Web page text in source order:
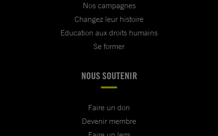
Nos campagnes
Changez leur histoire
Education aux droits humains
Se former
NOUS SOUTENIR
Faire un don
Devenir membre